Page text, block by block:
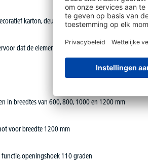
karton, deuren en zijpanelen 18 mm dik,
dat de elementen als ruimteverdeler fungeren
in breedtes van 600, 800, 1000 en 1200 mm
voor breedte 1200 mm
openingshoek 110 graden